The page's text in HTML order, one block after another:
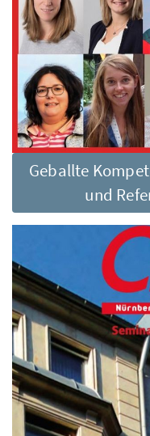
Geballte
und